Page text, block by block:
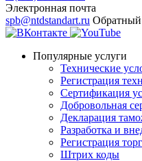
Электронная почта
spb@ntdstandart.ru Обратный
Популярные услуги
Технические
Регистрация
Сертификация
Добровольная
Декларация
Разработка и
Регистрация
Штрих коды